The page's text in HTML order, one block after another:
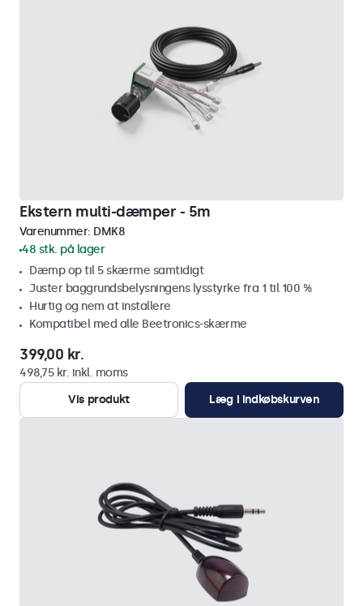
Ekstern multi-dæmper - 5m
Varenummer: DMK8
48 stk. på lager
Dæmp op til 5 skærme samtidigt
Juster baggrundsbelysningens lysstyrke fra 1 til 100 %
Hurtig og nem at installere
Kompatibel med alle Beetronics-skærme
399,00 kr.
498,75 kr. inkl. moms
Vis produkt
Læg i indkøbskurven